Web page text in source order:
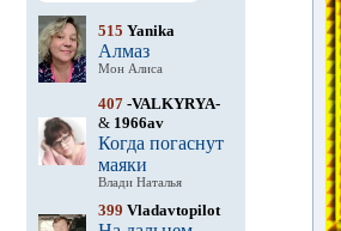
515 Yanika
Алмаз
Мон Алиса
407-VALKYRYA-
& 1966av
Когда погаснут
маяки
Влади Наталья
399 Vladavtopilot